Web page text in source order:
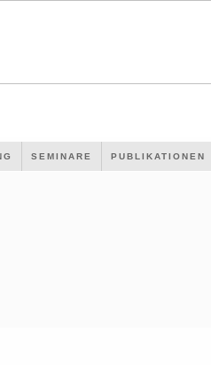
SEMINARE PUBLIKATIONEN